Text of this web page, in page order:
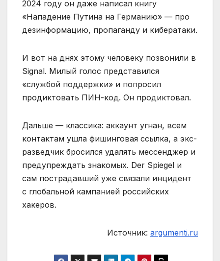
2024 году он даже написал книгу
«Нападение Путина на Германию» — про
дезинформацию, пропаганду и кибератаки.
И вот на днях этому человеку позвонили в
Signal. Милый голос представился
«службой поддержки» и попросил
продиктовать ПИН-код. Он продиктовал.
Дальше — классика: аккаунт угнан, всем
контактам ушла фишинговая ссылка, а экс-
разведчик бросился удалять мессенджер и
предупреждать знакомых. Der Spiegel и
сам пострадавший уже связали инцидент
с глобальной кампанией российских
хакеров.
Источник: argumenti.ru